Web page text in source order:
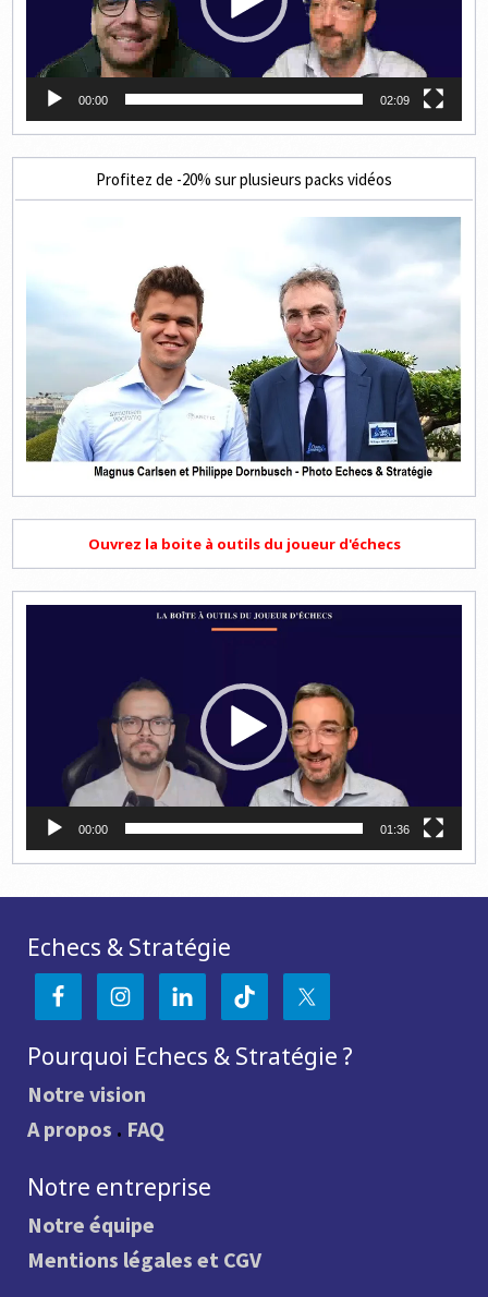
00:00 02:09
Profitez de -20% sur plusieurs packs vidéos
Ouvrez la boite à outils du joueur d'échecs
00:00 01:36
Echecs & Stratégie
Pourquoi Echecs & Stratégie ?
Notre vision
A propos . FAQ
Notre entreprise
Notre équipe
Mentions légales et CGV